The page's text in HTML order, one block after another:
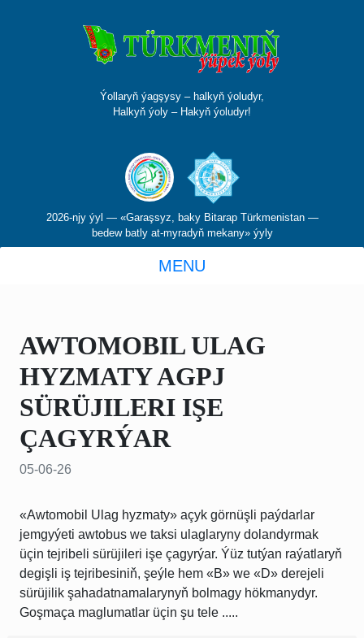
Ýollaryň ýagşysy – halkyň ýoludyr,
Halkyň ýoly – Hakyň ýoludyr!
2026-njy ýyl — «Garaşsyz, baky Bitarap Türkmenistan —
bedew batly at-myradyň mekany» ýyly
MENU
AWTOMOBIL ULAG
HYZMATY AGPJ
SÜRÜJILERI IŞE
ÇAGYRÝAR
05-06-26
«Awtomobil Ulag hyzmaty» açyk görnüşli paýdarlar
jemgyýeti awtobus we taksi ulaglaryny dolandyrmak
üçin tejribeli sürüjileri işe çagyrýar. Ýüz tutýan raýatlaryň
degişli iş tejribesiniň, şeýle hem «B» we «D» derejeli
sürüjilik şahadatnamalarynyň bolmagy hökmanydyr.
Goşmaça maglumatlar üçin şu tele .....